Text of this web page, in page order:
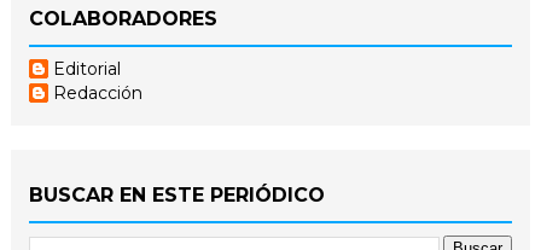
COLABORADORES
Editorial
Redacción
BUSCAR EN ESTE PERIÓDICO